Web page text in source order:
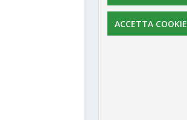
ACCETTA COOKIE